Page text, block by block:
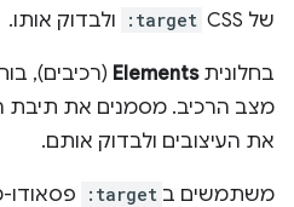
של CSS
:target ולבדוק אותו.
בחלוניתElements (רכיבים),
מצב הרכיב. מסמנים את תיבת
את העיצובים ולבדוק אותם.
משתמשים ב :target
פסאודו-